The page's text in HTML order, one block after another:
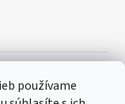
používame